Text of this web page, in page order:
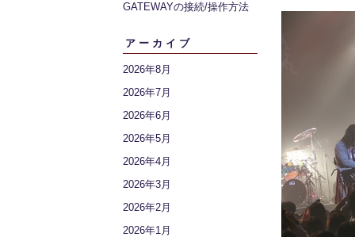
GATEWAYの接続/操作方法
アーカイブ
2026年8月
2026年7月
2026年6月
2026年5月
2026年4月
2026年3月
2026年2月
2026年1月